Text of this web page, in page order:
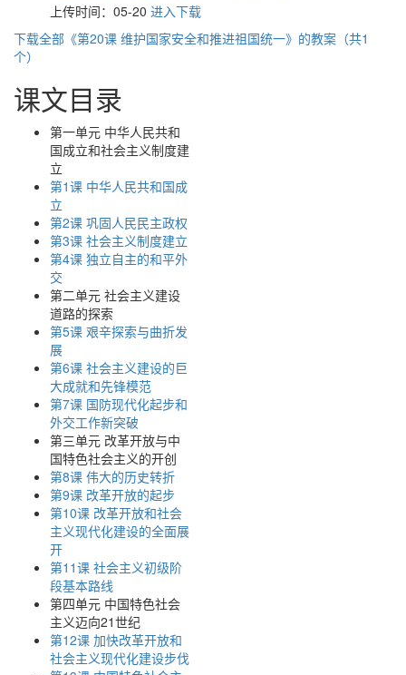
上传时间：05-20 进入下载
下载全部《第20课 维护国家安全和推进祖国统一》的教案（共1
个）
课文目录
第一单元 中华人民共和
国成立和社会主义制度建
立
第1课 中华人民共和国成
立
第2课 巩固人民民主政权
第3课 社会主义制度建立
第4课 独立自主的和平外
交
第二单元 社会主义建设
道路的探索
第5课 艰辛探索与曲折发
展
第6课 社会主义建设的巨
大成就和先锋模范
第7课 国防现代化起步和
外交工作新突破
第三单元 改革开放与中
国特色社会主义的开创
第8课 伟大的历史转折
第9课 改革开放的起步
第10课 改革开放和社会
主义现代化建设的全面展
开
第11课 社会主义初级阶
段基本路线
第四单元 中国特色社会
主义迈向21世纪
第12课 加快改革开放和
社会主义现代化建设步伐